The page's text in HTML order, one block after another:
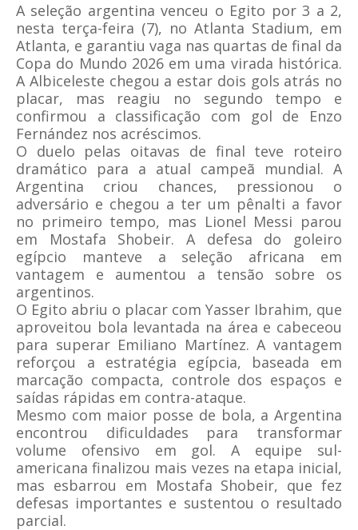
A seleção argentina venceu o Egito por 3 a 2,
nesta terça-feira (7), no Atlanta Stadium, em
Atlanta, e garantiu vaga nas quartas de final da
Copa do Mundo 2026 em uma virada histórica.
A Albiceleste chegou a estar dois gols atrás no
placar, mas reagiu no segundo tempo e
confirmou a classificação com gol de Enzo
Fernández nos acréscimos.
O duelo pelas oitavas de final teve roteiro
dramático para a atual campeã mundial. A
Argentina criou chances, pressionou o
adversário e chegou a ter um pênalti a favor
no primeiro tempo, mas Lionel Messi parou
em Mostafa Shobeir. A defesa do goleiro
egípcio manteve a seleção africana em
vantagem e aumentou a tensão sobre os
argentinos.
O Egito abriu o placar com Yasser Ibrahim, que
aproveitou bola levantada na área e cabeceou
para superar Emiliano Martínez. A vantagem
reforçou a estratégia egípcia, baseada em
marcação compacta, controle dos espaços e
saídas rápidas em contra-ataque.
Mesmo com maior posse de bola, a Argentina
encontrou dificuldades para transformar
volume ofensivo em gol. A equipe sul-
americana finalizou mais vezes na etapa inicial,
mas esbarrou em Mostafa Shobeir, que fez
defesas importantes e sustentou o resultado
parcial.